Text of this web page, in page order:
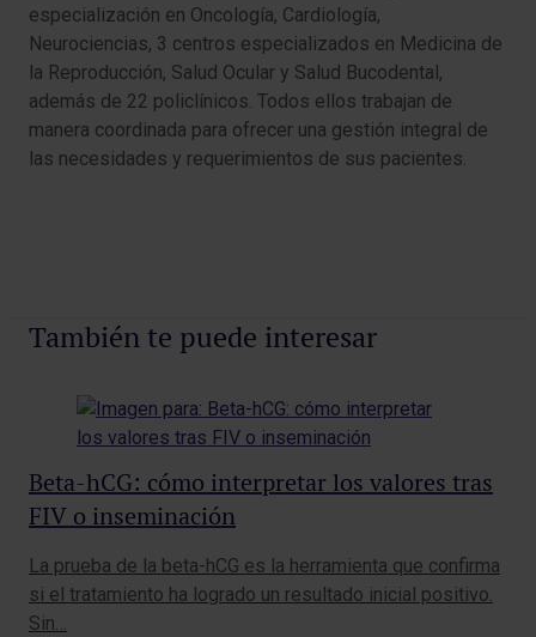
especialización en Oncología, Cardiología,
Neurociencias, 3 centros especializados en Medicina de
la Reproducción, Salud Ocular y Salud Bucodental,
además de 22 policlínicos. Todos ellos trabajan de
manera coordinada para ofrecer una gestión integral de
las necesidades y requerimientos de sus pacientes.
También te puede interesar
Beta-hCG: cómo interpretar los valores tras
FIV o inseminación
La prueba de la beta-hCG es la herramienta que confirma
si el tratamiento ha logrado un resultado inicial positivo.
Sin…